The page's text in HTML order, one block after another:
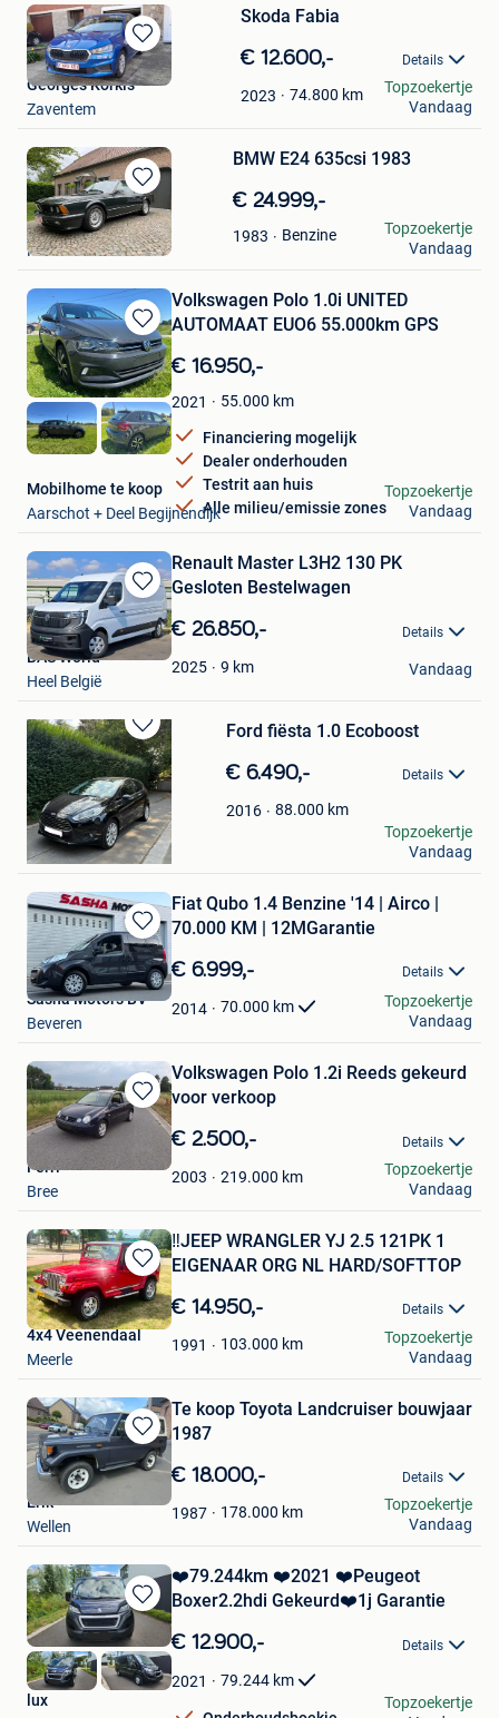
Bewaren
in
Mijn
Skoda Fabia
€ 12.600,- Details
2023 74.800 km
Georges Korkis
Zaventem
Topzoekertje
Vandaag
Bewaren
in
Mijn
Favorieten
BMW E24 635csi 1983
€ 24.999,-
1983 Benzine
kristof
Koersel
Topzoekertje
Vandaag
Bewaren
in
Mijn
Favorieten
Volkswagen Polo 1.0i UNITED
AUTOMAAT EUO6 55.000km GPS
€ 16.950,-
2021 55.000 km
Financiering mogelijk
Dealer onderhouden
Testrit aan huis
Alle milieu/emissie zones
Mobilhome te koop
Aarschot + Deel Begijnendijk
Topzoekertje
Vandaag
Bewaren
in
Mijn
Favorieten
Renault Master L3H2 130 PK
Gesloten Bestelwagen
€ 26.850,- Details
2025 9 km
BAS World
Heel België
Vandaag
Bewaren
in
Mijn
Favorieten
Ford fiësta 1.0 Ecoboost
€ 6.490,- Details
2016 88.000 km
Robinva
Brecht
Topzoekertje
Vandaag
Bewaren
in
Mijn
Favorieten
Fiat Qubo 1.4 Benzine '14 | Airco |
70.000 KM | 12MGarantie
€ 6.999,- Details
2014 70.000 km
Sasha Motors BV
Beveren
Topzoekertje
Vandaag
Bewaren
in
Favorieten
Volkswagen Polo 1.2i Reeds gekeurd
voor verkoop
€ 2.500,- Details
2003 219.000 km
Ferri
Bree
Topzoekertje
Vandaag
Bewaren
in
Mijn
Favorieten
‼️JEEP WRANGLER YJ 2.5 121PK 1
EIGENAAR ORG NL HARD/SOFTTOP
€ 14.950,- Details
1991 103.000 km
4x4 Veenendaal
Meerle
Topzoekertje
Vandaag
Bewaren
in
Favorieten
Te koop Toyota Landcruiser bouwjaar
1987
€ 18.000,- Details
1987 178.000 km
Erik
Wellen
Topzoekertje
Vandaag
Bewaren
in
Mijn
Favorieten
❤️79.244km ❤️2021 ❤️Peugeot
Boxer2.2hdi Gekeurd❤️1j Garantie
€ 12.900,- Details
2021 79.244 km
lux
Topzoekertje